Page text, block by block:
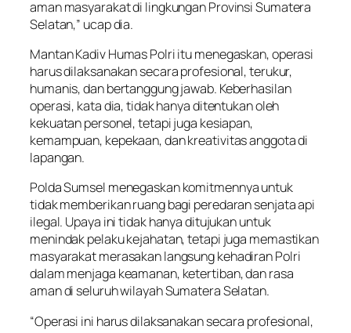
aman masyarakat di lingkungan Provinsi Sumatera
Selatan,” ucap dia.
Mantan Kadiv Humas Polri itu menegaskan, operasi
harus dilaksanakan secara profesional, terukur,
humanis, dan bertanggung jawab. Keberhasilan
operasi, kata dia, tidak hanya ditentukan oleh
kekuatan personel, tetapi juga kesiapan,
kemampuan, kepekaan, dan kreativitas anggota di
lapangan.
Polda Sumsel menegaskan komitmennya untuk
tidak memberikan ruang bagi peredaran senjata api
ilegal. Upaya ini tidak hanya ditujukan untuk
menindak pelaku kejahatan, tetapi juga memastikan
masyarakat merasakan langsung kehadiran Polri
dalam menjaga keamanan, ketertiban, dan rasa
aman di seluruh wilayah Sumatera Selatan.
“Operasi ini harus dilaksanakan secara profesional,